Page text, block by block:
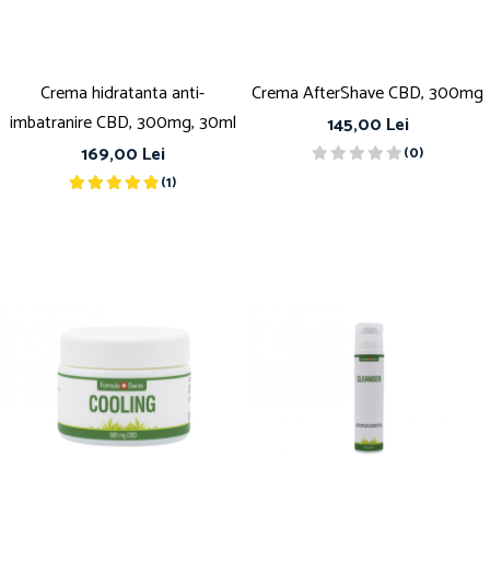
Crema hidratanta anti-
imbatranire CBD, 300mg, 30ml
169,00 Lei
(1)
Crema AfterShave CBD, 300mg
145,00 Lei
(0)